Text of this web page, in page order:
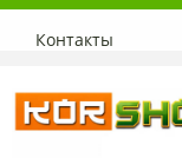
Контакты